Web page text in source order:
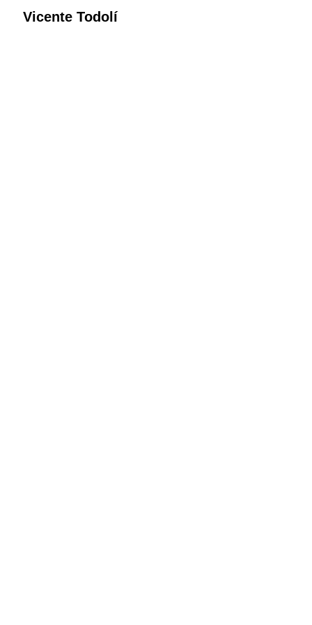
Vicente Todolí